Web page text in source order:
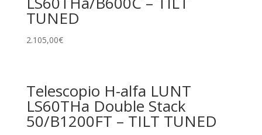
TUNED
2.105,00€
Telescopio H-alfa LUNT
LS60THa Double Stack
50/B1200FT – TILT TUNED